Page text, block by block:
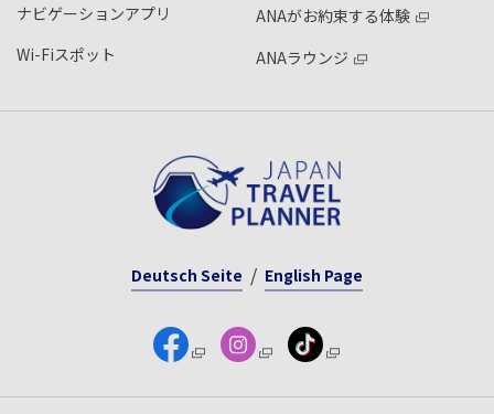
ナビゲーションアプリ
Wi-Fiスポット
ANAがお約束する体験
ANAラウンジ
Deutsch Seite English Page